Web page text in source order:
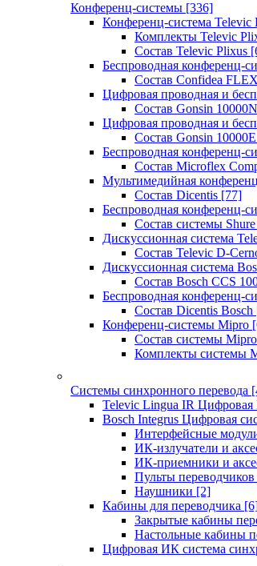
Конференц-системы [336]
Конференц-система Televic
Комплекты Televic
Состав Televic Plixus
Беспроводная конференц-
Состав Confidea
Цифровая проводная и
Состав Gonsin 10000N
Цифровая проводная и
Состав Gonsin 10000E
Беспроводная конференц-
Состав Microflex
Мультимедийная
Состав Dicentis [77]
Беспроводная конференц-
Состав системы
Дискуссионная система
Состав Televic D-
Дискуссионная система
Состав Bosch CCS
Беспроводная конференц-
Состав Dicentis Bosch
Конференц-системы Mipro
Состав системы Mipro
Комплекты системы
Системы синхронного перевода
Televic Lingua IR Цифровая
Bosch Integrus Цифровая
Интерфейсные
ИК-излучатели и
ИК-приемники и
Пульты переводчиков
Наушники [2]
Кабины для переводчика
Закрытые кабины
Настольные кабины
Цифровая ИК система